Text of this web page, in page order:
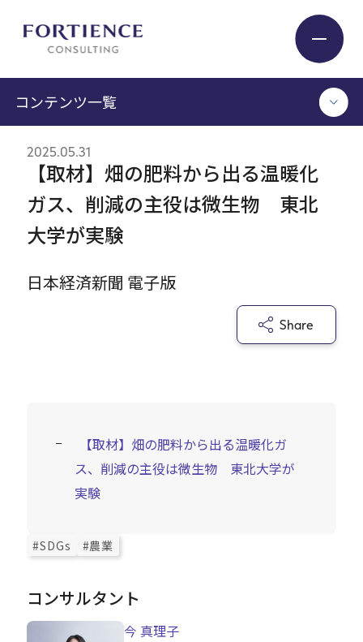
Service
Insight
JP
サイト内検索
コンテンツ一覧
TOP
コンサルタント執筆記事
セミナー / イベント
セミナーアーカイブ
メディア掲載
【取材】畑の肥料から出る温暖化
ガス、削減の主役は微生物 東北
大学が実験
日本経済新聞 電子版
2025.05.31
Share
【取材】畑の肥料から出る温暖化ガ
ス、削減の主役は微生物 東北大学が
実験
#SDGs #農業
コンサルタント
今 真理子